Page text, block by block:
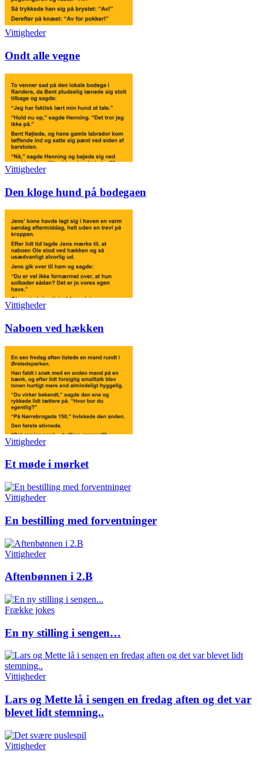
Vittigheder
Ondt alle vegne
Vittigheder
Den kloge hund på bodegaen
Vittigheder
Naboen ved hækken
Vittigheder
Et møde i mørket
Vittigheder
En bestilling med forventninger
Vittigheder
Aftenbønnen i 2.B
Frække jokes
En ny stilling i sengen…
Vittigheder
Lars og Mette lå i sengen en fredag aften og det var
blevet lidt stemning..
Vittigheder